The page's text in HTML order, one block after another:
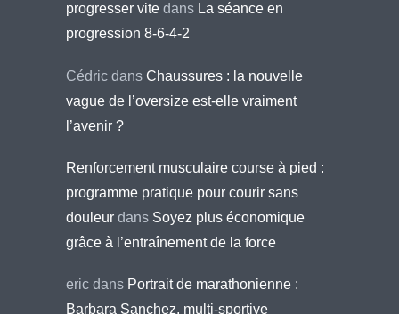
progresser vite dans La séance en
progression 8-6-4-2
Cédric dans Chaussures : la nouvelle
vague de l’oversize est-elle vraiment
l’avenir ?
Renforcement musculaire course à pied :
programme pratique pour courir sans
douleur dans Soyez plus économique
grâce à l’entraînement de la force
eric dans Portrait de marathonienne :
Barbara Sanchez, multi-sportive